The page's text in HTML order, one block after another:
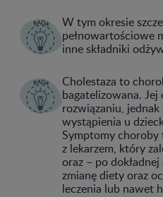
W tym okresie
pełnowartościowe
inne składniki
Cholestaza to
bagatelizowana.
rozwiązaniu,
wystąpienia u
Symptomy
z lekarzem, który
oraz – po
zmianę diety oraz
leczenia lub nawet